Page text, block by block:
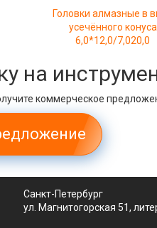
Головки алмазные в
усечённого конуса
6,0*12,0/7,020,0
на
коммерческое
Санкт-Петербург
ул. Магнитогорская 51,